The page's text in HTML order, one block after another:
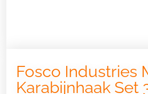
Fosco Industries
Karabijnhaak Set